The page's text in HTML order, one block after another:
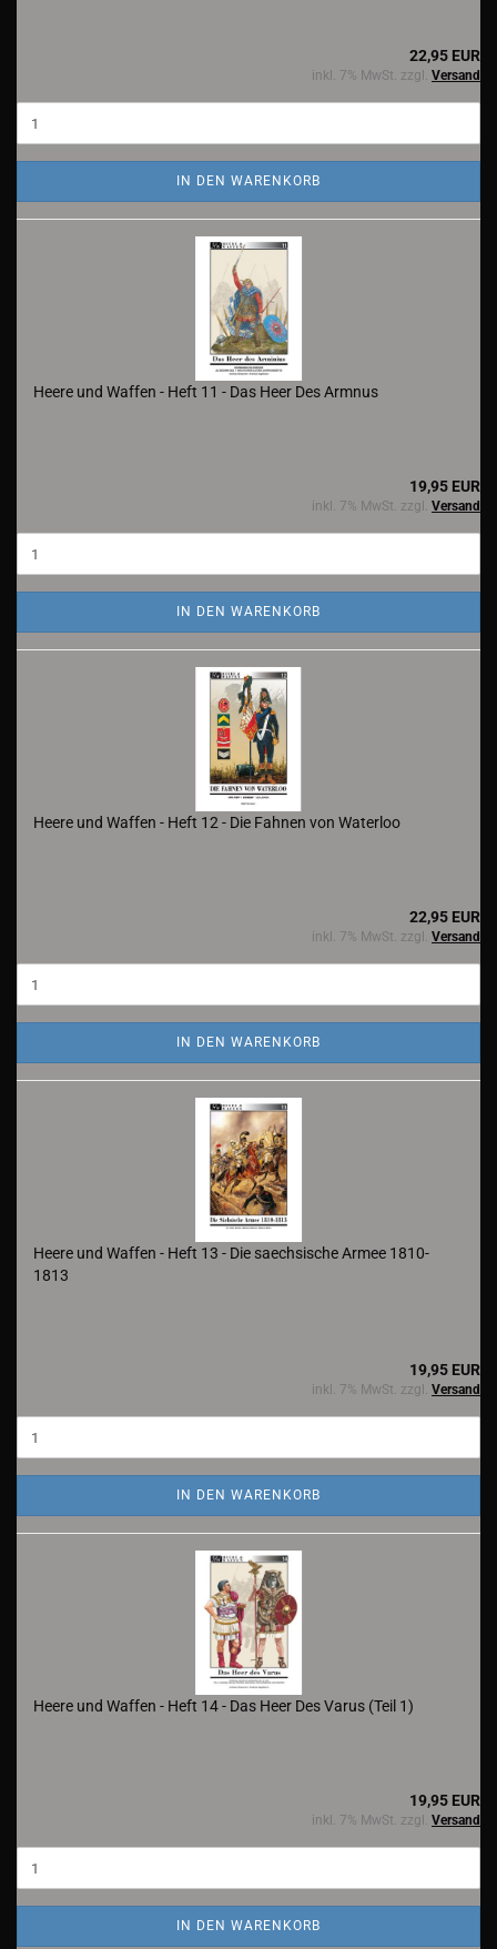
22,95 EUR
inkl. 7% MwSt. zzgl. Versand
IN DEN WARENKORB
Heere und Waffen - Heft 11 - Das Heer Des Armnus
19,95 EUR
inkl. 7% MwSt. zzgl. Versand
IN DEN WARENKORB
Heere und Waffen - Heft 12 - Die Fahnen von Waterloo
22,95 EUR
inkl. 7% MwSt. zzgl. Versand
IN DEN WARENKORB
Heere und Waffen - Heft 13 - Die saechsische Armee 1810-
1813
19,95 EUR
inkl. 7% MwSt. zzgl. Versand
IN DEN WARENKORB
Heere und Waffen - Heft 14 - Das Heer Des Varus (Teil 1)
19,95 EUR
inkl. 7% MwSt. zzgl. Versand
IN DEN WARENKORB